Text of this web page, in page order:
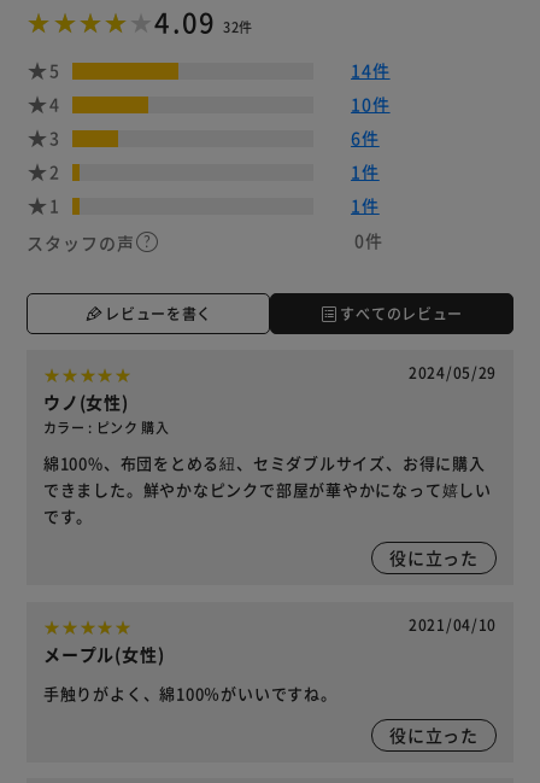
4.09 32件
5
14件
4
10件
3
6件
2
1件
1
1件
スタッフの声
0件
レビューを書く すべてのレビュー
2024/05/29
ウノ(女性)
カラー : ピンク 購入
綿100%、布団をとめる紐、セミダブルサイズ、お得に購入
できました。鮮やかなピンクで部屋が華やかになって嬉しい
です。
役に立った
2021/04/10
メープル(女性)
手触りがよく、綿100％がいいですね。
役に立った